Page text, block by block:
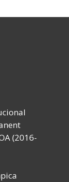
(2016-